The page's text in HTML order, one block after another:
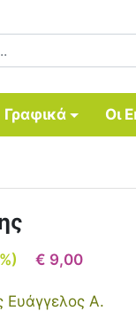
Γραφικά Οι
€ 9,00
Ευάγγελος Α.